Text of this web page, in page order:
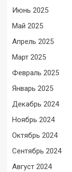
Июнь 2025
Май 2025
Апрель 2025
Март 2025
Февраль 2025
Январь 2025
Декабрь 2024
Ноябрь 2024
Октябрь 2024
Сентябрь 2024
Август 2024